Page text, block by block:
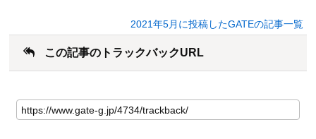
2021年5月に投稿したGATEの記事一覧
この記事のトラックバックURL
の
記